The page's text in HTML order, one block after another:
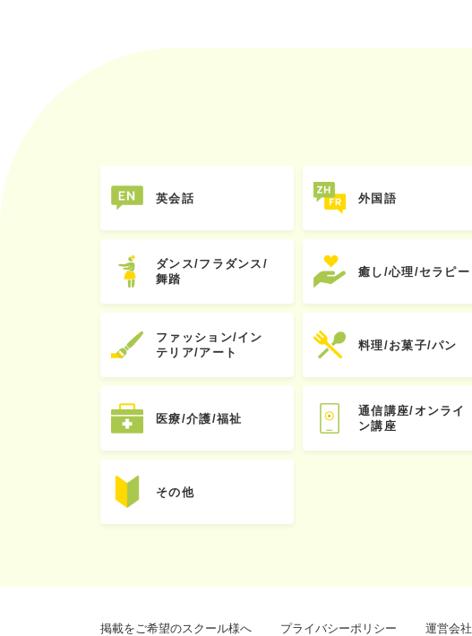
英会話 外国語
ダンス/フラダンス/
舞踏
癒し/心理/セラピー
ファッション/イン
テリア/アート
料理/お菓子/パン
医療/介護/福祉
通信講座/オンライ
ン講座
その他
掲載をご希望のスクール様へ プライバシーポリシー 運営会社